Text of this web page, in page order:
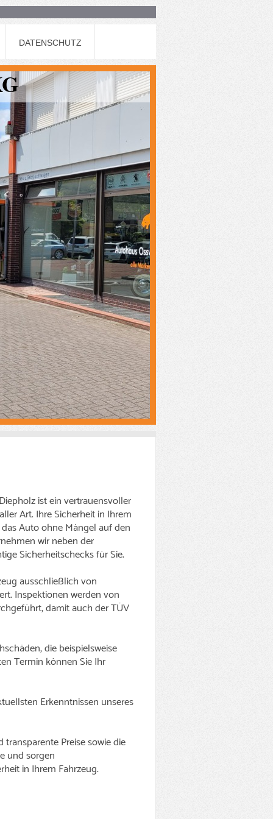
DATENSCHUTZ
ist ein vertrauensvoller
Art. Ihre Sicherheit in Ihrem
Auto ohne Mängel auf den
wir neben der
Sicherheitschecks für Sie.
ausschließlich von
Inspektionen werden von
damit auch der TÜV
die beispielsweise
Termin können Sie Ihr
Erkenntnissen unseres
Preise sowie die
und sorgen
in Ihrem Fahrzeug.